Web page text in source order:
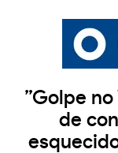
”Golpe
de